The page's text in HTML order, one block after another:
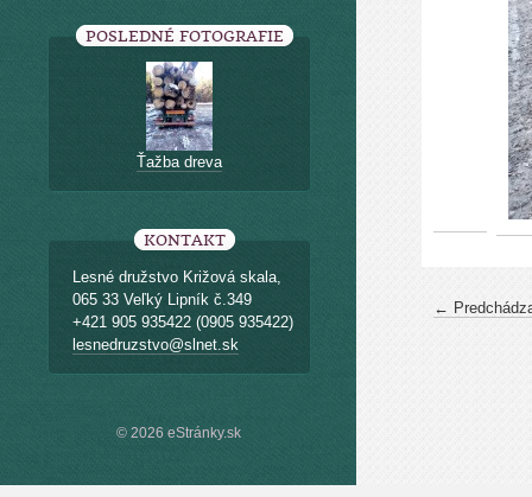
←
POSLEDNÉ FOTOGRAFIE
Ťažba dreva
KONTAKT
Lesné družstvo Križová skala,
065 33 Veľký Lipník č.349
+421 905 935422 (0905 935422)
lesnedruzstvo@slnet.sk
© 2026 eStránky.sk